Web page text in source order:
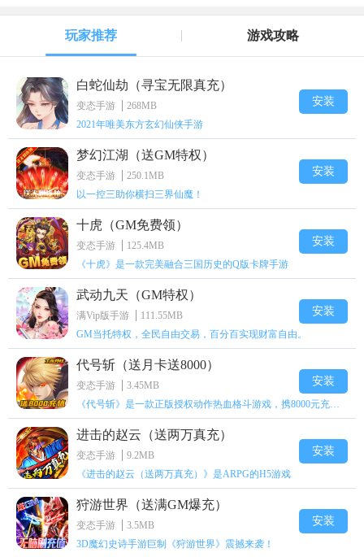
玩家推荐 游戏攻略
白蛇仙劫（寻宝无限真充）
变态手游
268MB
2021年唯美东方玄幻仙侠手游
安装
梦幻江湖（送GM特权）
变态手游
250.1MB
以一控三助你横扫三界仙魔！
安装
十虎（GM免费领）
变态手游
125.4MB
《十虎》是一款完美融合三国历史的Q版卡牌手游
安装
武动九天（GM特权）
满Vip版手游
111.55MB
GM当托特权，全民自由交易，百分百实现财富自由。
安装
代号斩（送月卡送8000）
变态手游
3.45MB
安装
进击的赵云（送两万真充）
变态手游
9.2MB
《进击的赵云（送两万真充）》是ARPG的H5游戏
安装
狩游世界（送满GM爆充）
变态手游
3.5MB
3D魔幻史诗手游巨制《狩游世界》震撼来袭！
安装